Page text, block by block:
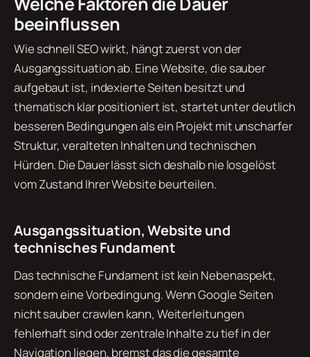
beeinflussen
Wie schnell SEO wirkt, hängt zuerst von der
Ausgangssituation ab. Eine Website, die sauber
aufgebaut ist, indexierte Seiten besitzt und
thematisch klar positioniert ist, startet unter deutlich
besseren Bedingungen als ein Projekt mit unscharfer
Struktur, veralteten Inhalten und technischen
Hürden. Die Dauer lässt sich deshalb nie losgelöst
vom Zustand Ihrer Website beurteilen.
Ausgangssituation, Website und
technisches Fundament
Das technische Fundament ist kein Nebenaspekt,
sondern eine Vorbedingung. Wenn Google Seiten
nicht sauber crawlen kann, Weiterleitungen
fehlerhaft sind oder zentrale Inhalte zu tief in der
Navigation liegen, bremst das die gesamte